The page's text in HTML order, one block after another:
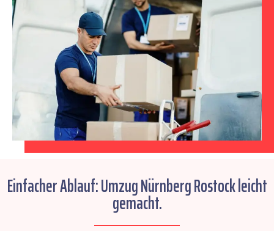
Einfacher Ablauf: Umzug Nürnberg Rostock leicht
gemacht.